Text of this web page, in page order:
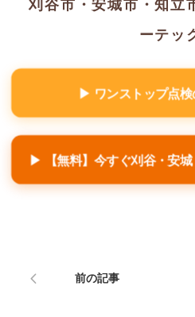
ーテッ
▶ ワンストップ点検
▶ 【無料】今すぐ刈谷・安
前の記事